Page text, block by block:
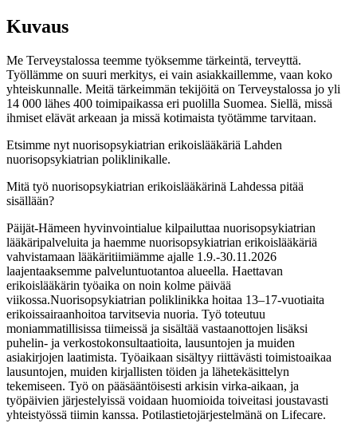
Kuvaus
Me Terveystalossa teemme työksemme tärkeintä, terveyttä.
Työllämme on suuri merkitys, ei vain asiakkaillemme, vaan koko
yhteiskunnalle. Meitä tärkeimmän tekijöitä on Terveystalossa jo yli
14 000 lähes 400 toimipaikassa eri puolilla Suomea. Siellä, missä
ihmiset elävät arkeaan ja missä kotimaista työtämme tarvitaan.
Etsimme nyt nuorisopsykiatrian erikoislääkäriä Lahden
nuorisopsykiatrian poliklinikalle.
Mitä työ nuorisopsykiatrian erikoislääkärinä Lahdessa pitää
sisällään?
Päijät-Hämeen hyvinvointialue kilpailuttaa nuorisopsykiatrian
lääkäripalveluita ja haemme nuorisopsykiatrian erikoislääkäriä
vahvistamaan lääkäritiimiämme ajalle 1.9.-30.11.2026
laajentaaksemme palveluntuotantoa alueella. Haettavan
erikoislääkärin työaika on noin kolme päivää
viikossa.Nuorisopsykiatrian poliklinikka hoitaa 13–17-vuotiaita
erikoissairaanhoitoa tarvitsevia nuoria. Työ toteutuu
moniammatillisissa tiimeissä ja sisältää vastaanottojen lisäksi
puhelin- ja verkostokonsultaatioita, lausuntojen ja muiden
asiakirjojen laatimista. Työaikaan sisältyy riittävästi toimistoaikaa
lausuntojen, muiden kirjallisten töiden ja lähetekäsittelyn
tekemiseen. Työ on pääsääntöisesti arkisin virka-aikaan, ja
työpäivien järjestelyissä voidaan huomioida toiveitasi joustavasti
yhteistyössä tiimin kanssa. Potilastietojärjestelmänä on Lifecare.